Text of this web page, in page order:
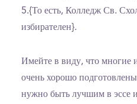
5.{То есть, Колледж Св.
избирателен}.
Имейте в виду, что многие
очень хорошо
нужно быть лучшим в эссе